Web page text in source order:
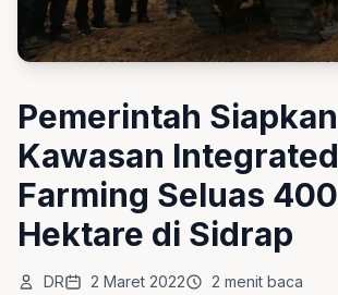
Pemerintah Siapkan
Kawasan Integrated
Farming Seluas 400
Hektare di Sidrap
DR 2 Maret 2022 2 menit baca